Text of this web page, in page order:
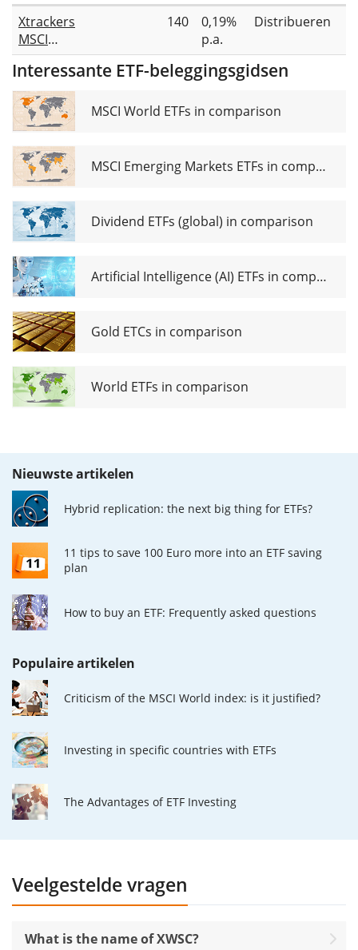
Xtrackers
MSCI
World
Screened
UCITS
ETF 1D
140
0,19%
p.a.
Distribueren
Interessante ETF-beleggingsgidsen
MSCI World ETFs in comparison
MSCI Emerging Markets ETFs in comparison
Dividend ETFs (global) in comparison
Artificial Intelligence (AI) ETFs in comparison
Gold ETCs in comparison
World ETFs in comparison
Nieuwste artikelen
Hybrid replication: the next big thing for ETFs?
11 tips to save 100 Euro more into an ETF saving
plan
How to buy an ETF: Frequently asked questions
Populaire artikelen
Criticism of the MSCI World index: is it justified?
Investing in specific countries with ETFs
The Advantages of ETF Investing
Veelgestelde vragen
What is the name of XWSC?